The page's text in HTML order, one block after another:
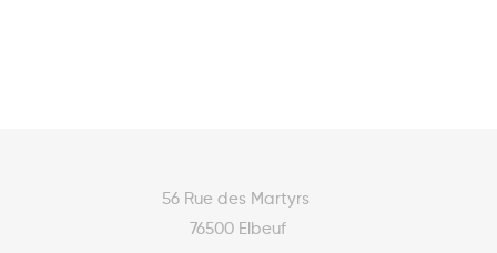
56 Rue des Martyrs
76500 Elbeuf